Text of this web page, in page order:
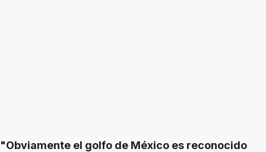
"Obviamente el golfo de México es reconocido